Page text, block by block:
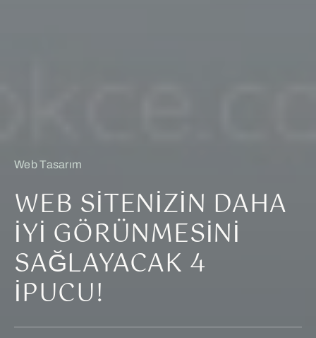
Web Tasarım
WEB SITENIZIN DAHA
İYI GÖRÜNMESINI
SAĞLAYACAK 4
İPUCU!